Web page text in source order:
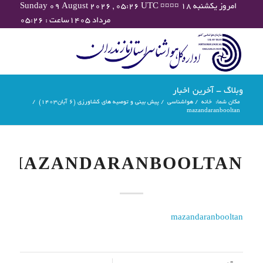
Sunday 09 August 2026 , 05:26 UTC ¤¤¤¤ امروز یکشنبه ۱۸
مرداد ۱۴۰۵ساعت : ۰۵:۲۶
وبلاگ - آخرین اخبار
مکان شما: خانه / هواشناسی / پیش بینی و توصیه های کشاورزی (6 آبان۱۴۰۳)
/
mazandaranbooltan
MAZANDARANBOOLTAN
mazandaranbooltan